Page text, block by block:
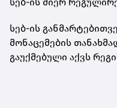
სებ-ის
მონაცემების
გაუქმებული აქვს